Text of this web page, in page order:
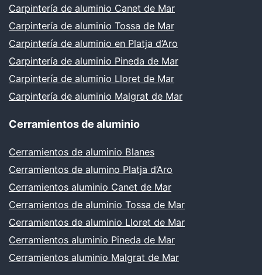
Carpintería de aluminio Canet de Mar
Carpintería de aluminio Tossa de Mar
Carpintería de aluminio en Platja d’Aro
Carpintería de aluminio Pineda de Mar
Carpintería de aluminio Lloret de Mar
Carpintería de aluminio Malgrat de Mar
Cerramientos de aluminio
Cerramientos de aluminio Blanes
Cerramientos de alumino Platja d’Aro
Cerramientos aluminio Canet de Mar
Cerramientos de aluminio Tossa de Mar
Cerramientos de aluminio Lloret de Mar
Cerramientos aluminio Pineda de Mar
Cerramientos aluminio Malgrat de Mar